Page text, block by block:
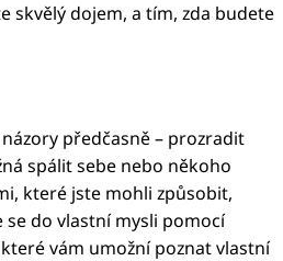
skvělý dojem, a tím, zda budete
předčasně – prozradit
spálit sebe nebo někoho
které jste mohli způsobit,
do vlastní mysli pomocí
vám umožní poznat vlastní